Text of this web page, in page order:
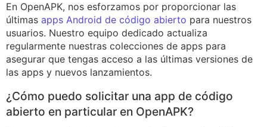
En OpenAPK, nos esforzamos por proporcionar las
últimas apps Android de código abierto para nuestros
usuarios. Nuestro equipo dedicado actualiza
regularmente nuestras colecciones de apps para
asegurar que tengas acceso a las últimas versiones de
las apps y nuevos lanzamientos.
¿Cómo puedo solicitar una app de código
abierto en particular en OpenAPK?